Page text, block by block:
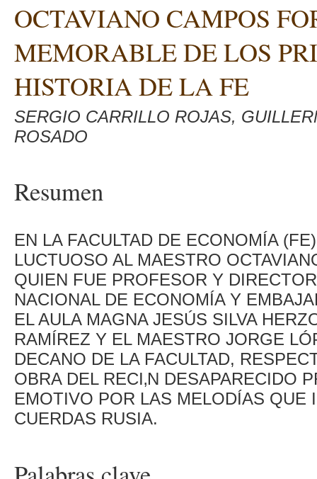
OCTAVIANO CAMPOS
MEMORABLE DE LOS
HISTORIA DE LA FE
SERGIO CARRILLO ROJAS,
ROSADO
Resumen
EN LA FACULTAD DE ECONOMÍA
LUCTUOSO AL MAESTRO
QUIEN FUE PROFESOR Y
NACIONAL DE ECONOMÍA Y
EL AULA MAGNA JESÚS SILVA
RAMÍREZ Y EL MAESTRO JORGE
DECANO DE LA FACULTAD,
OBRA DEL RECI‚N DESAPARECIDO
EMOTIVO POR LAS MELODÍAS QUE
CUERDAS RUSIA.